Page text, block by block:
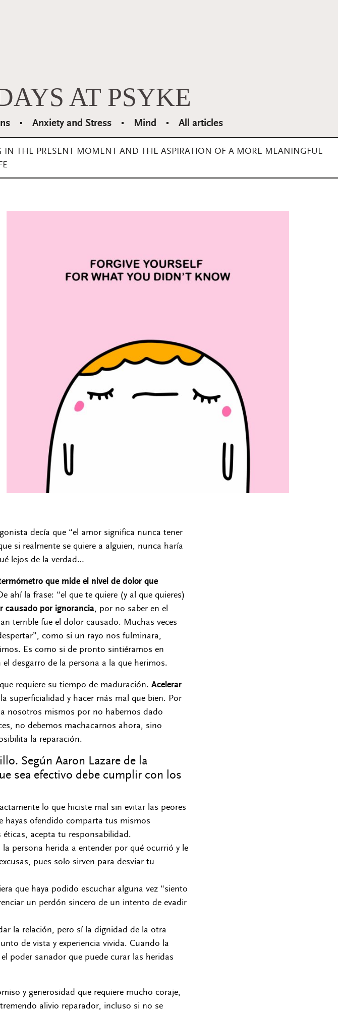
AT PSYKE
Anxiety and Stress Mind All articles
THE PRESENT MOMENT AND THE ASPIRATION OF A MORE MEANINGFUL
decía que “el amor significa nunca tener
si realmente se quiere a alguien, nunca haría
lejos de la verdad…
que mide el nivel de dolor que
ahí la frase: “el que te quiere (y al que quieres)
causado por ignorancia, por no saber en el
terrible fue el dolor causado. Muchas veces
como si un rayo nos fulminara,
Es como si de pronto sintiéramos en
desgarro de la persona a la que herimos.
requiere su tiempo de maduración. Acelerar
superficialidad y hacer más mal que bien. Por
nosotros mismos por no habernos dado
no debemos machacarnos ahora, sino
la reparación.
Según Aaron Lazare de la
sea efectivo debe cumplir con los
lo que hiciste mal sin evitar las peores
hayas ofendido comparta tus mismos
acepta tu responsabilidad.
la persona herida a entender por qué ocurrió y le
pues solo sirven para desviar tu
que haya podido escuchar alguna vez “siento
un perdón sincero de un intento de evadir
la relación, pero sí la dignidad de la otra
de vista y experiencia vivida. Cuando la
poder sanador que puede curar las heridas
y generosidad que requiere mucho coraje,
alivio reparador, incluso si no se